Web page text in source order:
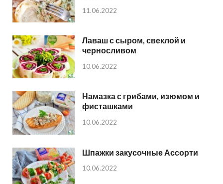
11.06.2022
Лаваш с сыром, свеклой и
черносливом
10.06.2022
Намазка с грибами, изюмом и
фисташками
10.06.2022
Шпажки закусочные Ассорти
10.06.2022